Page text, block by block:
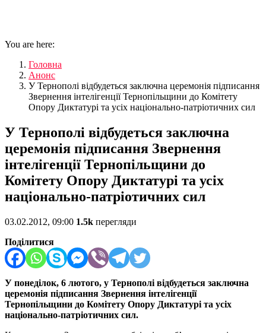
You are here:
Головна
Анонс
У Тернополі відбудеться заключна церемонія підписання
Звернення інтелігенції Тернопільщини до Комітету
Опору Диктатурі та усіх національно-патріотичних сил
У Тернополі відбудеться заключна
церемонія підписання Звернення
інтелігенції Тернопільщини до
Комітету Опору Диктатурі та усіх
національно-патріотичних сил
03.02.2012, 09:00 1.5k перегляди
Поділитися
У понеділок, 6 лютого, у Тернополі відбудеться заключна
церемонія підписання Звернення інтелігенції
Тернопільщини до Комітету Опору Диктатурі та усіх
національно-патріотичних сил.